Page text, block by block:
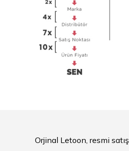
Orjinal Letoon, resmi